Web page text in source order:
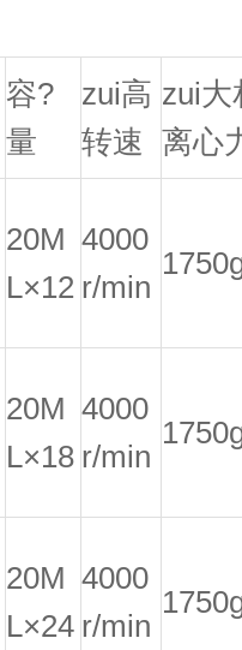
容?
量
zui高
转速
zui大
离心
20M
L×12
4000
r/min
20M
L×18
4000
r/min
20M
L×24
4000
r/min